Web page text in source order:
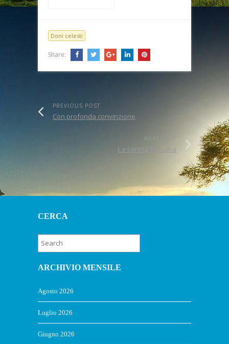
Doni celesti
Share:
PREVIOUS POST
Con profonda convinzione
NEXT POST
La santità cristiana
CERCA
ARCHIVIO MENSILE
Agosto 2026
Luglio 2026
Giugno 2026